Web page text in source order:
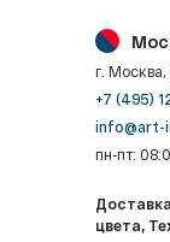
г. Москва,
+7 (495)
info@art-
пн-пт:
цвета,